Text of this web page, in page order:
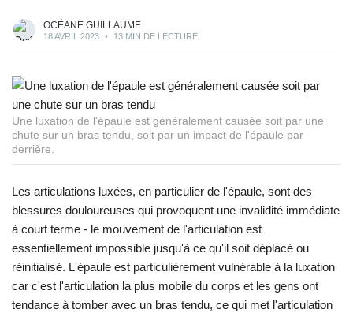
OCÉANE GUILLAUME
18 AVRIL 2023 • 13 MIN DE LECTURE
Une luxation de l'épaule est généralement causée soit par une
chute sur un bras tendu, soit par un impact de l'épaule par
derrière.
Les articulations luxées, en particulier de l'épaule, sont des
blessures douloureuses qui provoquent une invalidité immédiate
à court terme - le mouvement de l'articulation est
essentiellement impossible jusqu'à ce qu'il soit déplacé ou
réinitialisé. L'épaule est particulièrement vulnérable à la luxation
car c'est l'articulation la plus mobile du corps et les gens ont
tendance à tomber avec un bras tendu, ce qui met l'articulation